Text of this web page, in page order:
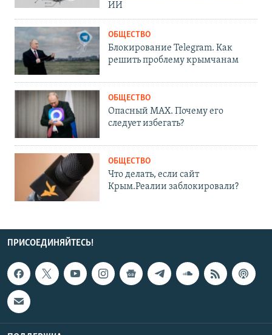
ИИ
ОБЩЕСТВО
Блокирование Telegram. Как
решить проблему крымчанам
ОБЩЕСТВО
Опасный MAX. Почему его
следует избегать?
ОБЩЕСТВО
Что делать, если сайт
Крым.Реалии заблокировали?
ПРИСОЕДИНЯЙТЕСЬ!